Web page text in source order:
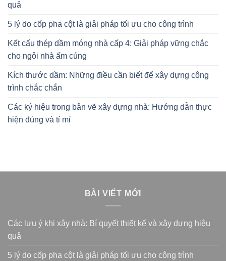
quả
5 lý do cốp pha cột là giải pháp tối ưu cho công trình
Kết cấu thép dầm móng nhà cấp 4: Giải pháp vững chắc
cho ngôi nhà ấm cúng
Kích thước dầm: Những điều cần biết để xây dựng công
trình chắc chắn
Các ký hiệu trong bản vẽ xây dựng nhà: Hướng dẫn thực
hiện đúng và tỉ mỉ
BÀI VIẾT MỚI
Các lưu ý khi xây nhà: Bí quyết thiết kế và xây dựng hiệu
quả
5 lý do cốp pha cột là giải pháp tối ưu cho công trình